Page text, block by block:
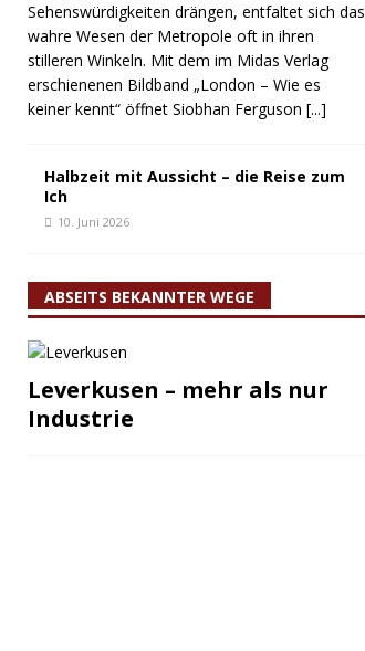
Sehenswürdigkeiten drängen, entfaltet sich das
wahre Wesen der Metropole oft in ihren
stilleren Winkeln. Mit dem im Midas Verlag
erschienenen Bildband „London – Wie es
keiner kennt“ öffnet Siobhan Ferguson [...]
Halbzeit mit Aussicht – die Reise zum
Ich
10. Juni 2026
ABSEITS BEKANNTER WEGE
Leverkusen – mehr als nur
Industrie